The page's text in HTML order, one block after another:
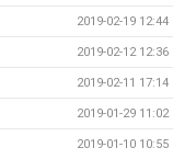
2019-02-19 12:44
2019-02-12 12:36
2019-02-11 17:14
2019-01-29 11:02
2019-01-10 10:55